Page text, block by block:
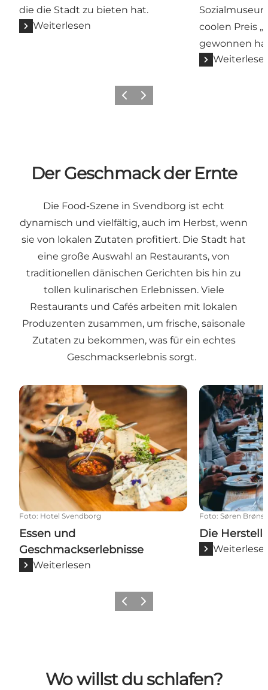
die die Stadt zu bieten hat.
Weiterlesen
coolen Preis
gewonnen
Vorherige Folie
Nächste Folie
Der Geschmack der Ernte
Die Food-Szene in Svendborg ist echt
dynamisch und vielfältig, auch im Herbst, wenn
sie von lokalen Zutaten profitiert. Die Stadt hat
eine große Auswahl an Restaurants, von
traditionellen dänischen Gerichten bis hin zu
tollen kulinarischen Erlebnissen. Viele
Restaurants und Cafés arbeiten mit lokalen
Produzenten zusammen, um frische, saisonale
Zutaten zu bekommen, was für ein echtes
Geschmackserlebnis sorgt.
Essen und Geschmackserlebnisse
Foto: Hotel Svendborg
Essen und
Geschmackserlebnisse
Weiterlesen
Die Hersteller
Foto: Søren
Die
Vorherige Folie
Nächste Folie
Wo willst du schlafen?